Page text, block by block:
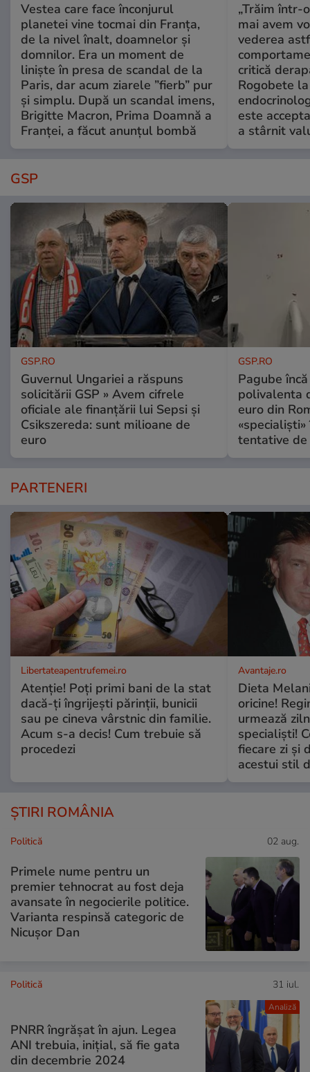
Vestea care face înconjurul
planetei vine tocmai din Franța,
de la nivel înalt, doamnelor și
domnilor. Era un moment de
liniște în presa de scandal de la
Paris, dar acum ziarele ”fierb” pur
și simplu. După un scandal imens,
Brigitte Macron, Prima Doamnă a
Franței, a făcut anunțul bombă
„Trăim într-
mai avem
vederea
critică
Rogobete
este
a stârnit
GSP
GSP.RO
Guvernul Ungariei a răspuns
solicitării GSP » Avem cifrele
oficiale ale finanțării lui Sepsi și
Csikszereda: sunt milioane de
euro
GSP.RO
Pagube
polivalenta
euro din
tentative de
PARTENERI
Libertateapentrufemei.ro
Atenție! Poți primi bani de la stat
dacă-ți îngrijești părinții, bunicii
sau pe cineva vârstnic din familie.
Acum s-a decis! Cum trebuie să
procedezi
Avantaje.ro
Dieta
oricine!
urmează
specialiști!
fiecare zi și
acestui stil
ȘTIRI ROMÂNIA
Politică 02 aug.
Primele nume pentru un
premier tehnocrat au fost deja
avansate în negocierile politice.
Varianta respinsă categoric de
Nicușor Dan
Analiză
Politică 31 iul.
PNRR îngrășat în ajun. Legea
ANI trebuia, inițial, să fie gata
din decembrie 2024